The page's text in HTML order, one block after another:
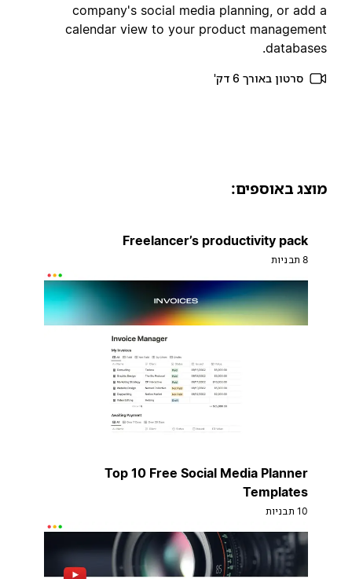
company's social media planning, or add
calendar view to your product
סרטון באורך 6 דק'
באוספים:
Freelancer’s productivity pack
Top 10 Free Social Media Planner
Templates